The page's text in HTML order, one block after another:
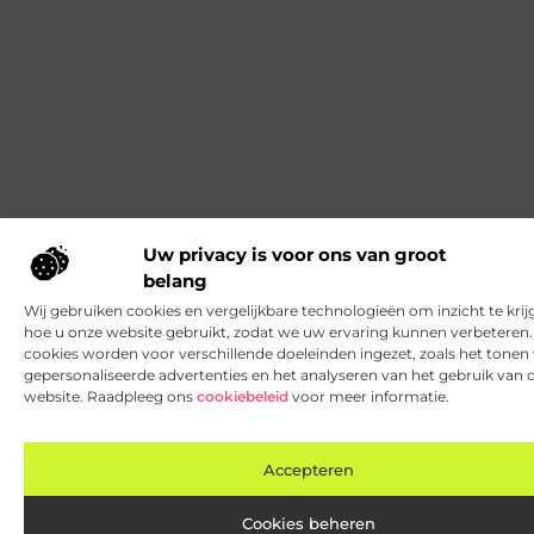
Uw privacy is voor ons van groot
belang
Wij gebruiken cookies en vergelijkbare technologieën om inzicht te
hoe u onze website gebruikt, zodat we uw ervaring kunnen verbeteren.
cookies worden voor verschillende doeleinden ingezet, zoals het tonen
gepersonaliseerde advertenties en het analyseren van het gebruik van
website. Raadpleeg ons cookiebeleid voor meer informatie.
Accepteren
Cookies beheren